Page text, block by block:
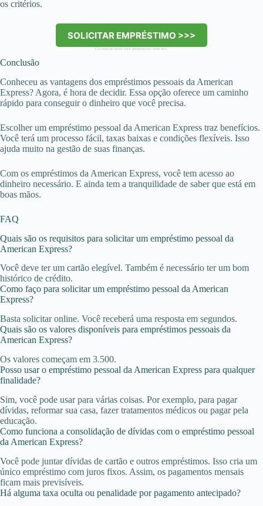
os critérios.
SOLICITAR EMPRÉSTIMO >>>
Clicando no botão você permanecerá neste site.
Conclusão
Conheceu as vantagens dos empréstimos pessoais da American
Express? Agora, é hora de decidir. Essa opção oferece um caminho
rápido para conseguir o dinheiro que você precisa.
Escolher um empréstimo pessoal da American Express traz benefícios.
Você terá um processo fácil, taxas baixas e condições flexíveis. Isso
ajuda muito na gestão de suas finanças.
Com os empréstimos da American Express, você tem acesso ao
dinheiro necessário. E ainda tem a tranquilidade de saber que está em
boas mãos.
FAQ
Quais são os requisitos para solicitar um empréstimo pessoal da
American Express?
Você deve ter um cartão elegível. Também é necessário ter um bom
histórico de crédito.
Como faço para solicitar um empréstimo pessoal da American
Express?
Basta solicitar online. Você receberá uma resposta em segundos.
Quais são os valores disponíveis para empréstimos pessoais da
American Express?
Os valores começam em 3.500.
Posso usar o empréstimo pessoal da American Express para qualquer
finalidade?
Sim, você pode usar para várias coisas. Por exemplo, para pagar
dívidas, reformar sua casa, fazer tratamentos médicos ou pagar pela
educação.
Como funciona a consolidação de dívidas com o empréstimo pessoal
da American Express?
Você pode juntar dívidas de cartão e outros empréstimos. Isso cria um
único empréstimo com juros fixos. Assim, os pagamentos mensais
ficam mais previsíveis.
Há alguma taxa oculta ou penalidade por pagamento antecipado?